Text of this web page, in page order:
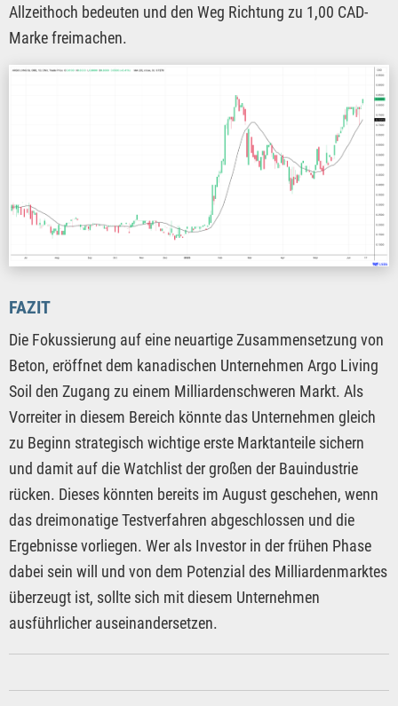
Allzeithoch bedeuten und den Weg Richtung zu 1,00 CAD-
Marke freimachen.
FAZIT
Die Fokussierung auf eine neuartige Zusammensetzung von
Beton, eröffnet dem kanadischen Unternehmen Argo Living
Soil den Zugang zu einem Milliardenschweren Markt. Als
Vorreiter in diesem Bereich könnte das Unternehmen gleich
zu Beginn strategisch wichtige erste Marktanteile sichern
und damit auf die Watchlist der großen der Bauindustrie
rücken. Dieses könnten bereits im August geschehen, wenn
das dreimonatige Testverfahren abgeschlossen und die
Ergebnisse vorliegen. Wer als Investor in der frühen Phase
dabei sein will und von dem Potenzial des Milliardenmarktes
überzeugt ist, sollte sich mit diesem Unternehmen
ausführlicher auseinandersetzen.